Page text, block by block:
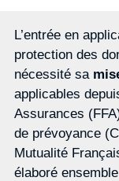
L’entrée en
protection des
nécessité sa
applicables
Assurances
de prévoyance
Mutualité
élaboré